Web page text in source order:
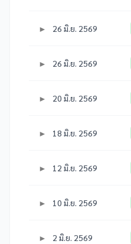
26 มิ.ย. 2569
26 มิ.ย. 2569
20 มิ.ย. 2569
18 มิ.ย. 2569
12 มิ.ย. 2569
10 มิ.ย. 2569
2 มิ.ย. 2569